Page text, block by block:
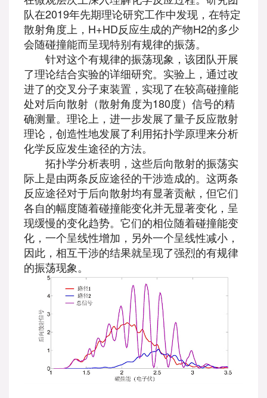
队在2019年先期理论研究工作中发现，在特定
散射角度上，H+HD反应生成的产物H2的多少
会随碰撞能而呈现特别有规律的振荡。
针对这个有规律的振荡现象，该团队开展
了理论结合实验的详细研究。实验上，通过改
进了的交叉分子束装置，实现了在较高碰撞能
处对后向散射（散射角度为180度）信号的精
确测量。理论上，进一步发展了量子反应散射
理论，创造性地发展了利用拓扑学原理来分析
化学反应发生途径的方法。
拓扑学分析表明，这些后向散射的振荡实
际上是由两条反应途径的干涉造成的。这两条
反应途径对于后向散射均有显著贡献，但它们
各自的幅度随着碰撞能变化并无显著变化，呈
现缓慢的变化趋势。它们的相位随着碰撞能变
化，一个呈线性增加，另外一个呈线性减小，
因此，相互干涉的结果就呈现了强烈的有规律
的振荡现象。